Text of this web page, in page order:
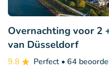
Overnachting voor 2
van Düsseldorf
9.8 Perfect • 64